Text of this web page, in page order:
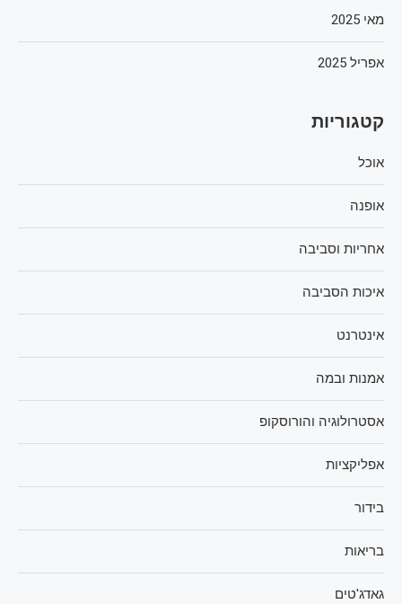
מאי 2025
אפריל 2025
קטגוריות
אוכל
אופנה
אחריות וסביבה
איכות הסביבה
אינטרנט
אמנות ובמה
אסטרולוגיה והורוסקופ
אפליקציות
בידור
בריאות
גאדג'טים